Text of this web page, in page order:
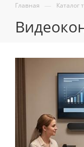
Главная — Каталог